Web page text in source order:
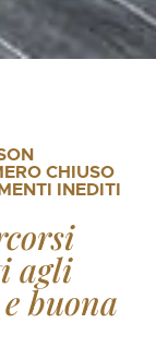
CHIUSO
INEDITI
agli
buona